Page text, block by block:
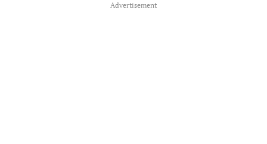
Advertisement